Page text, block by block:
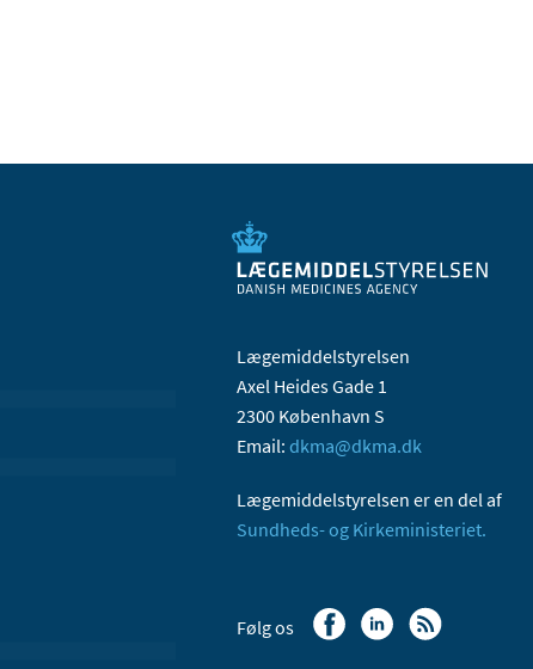
Lægemiddelstyrelsen
Axel Heides Gade 1
2300 København S
Email: dkma@dkma.dk
Lægemiddelstyrelsen er en del af
Sundheds- og Kirkeministeriet.
Følg os